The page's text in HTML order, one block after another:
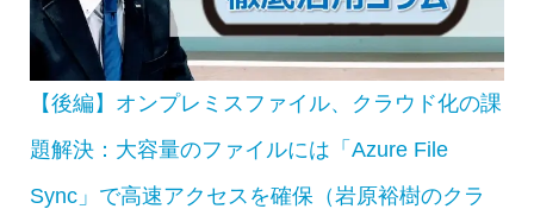
【後編】オンプレミスファイル、クラウド化の課
題解決：大容量のファイルには「Azure File
Sync」で高速アクセスを確保（岩原裕樹のクラ